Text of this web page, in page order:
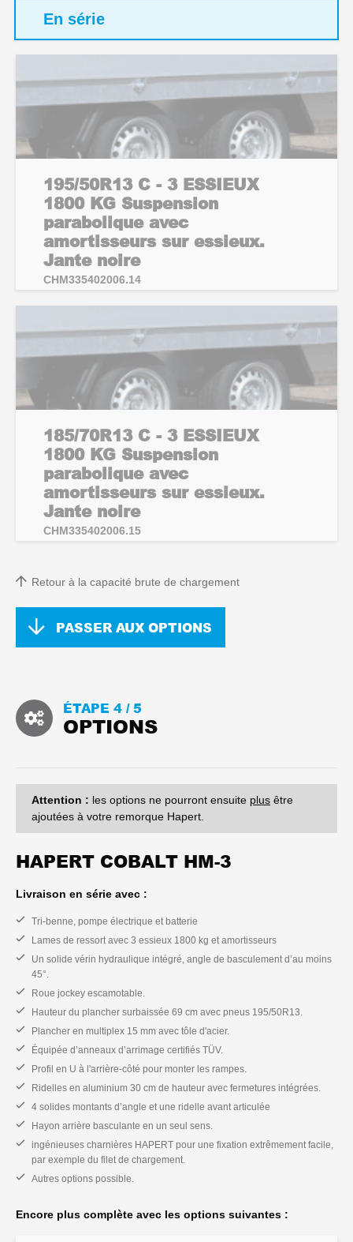
En série
195/50R13 C - 3 ESSIEUX
1800 KG Suspension
parabolique avec
amortisseurs sur essieux.
Jante noire
CHM335402006.14
185/70R13 C - 3 ESSIEUX
1800 KG Suspension
parabolique avec
amortisseurs sur essieux.
Jante noire
CHM335402006.15
Retour à la capacité brute de chargement
PASSER AUX OPTIONS
OPTIONS
ÉTAPE 4 / 5
Attention : les options ne pourront ensuite plus être
ajoutées à votre remorque Hapert.
HAPERT COBALT HM-3
Livraison en série avec :
Tri-benne, pompe électrique et batterie
Lames de ressort avec 3 essieux 1800 kg et amortisseurs
Un solide vérin hydraulique intégré, angle de basculement d’au moins
45°.
Roue jockey escamotable.
Hauteur du plancher surbaissée 69 cm avec pneus 195/50R13.
Plancher en multiplex 15 mm avec tôle d'acier.
Équipée d’anneaux d’arrimage certifiés TÜV.
Profil en U à l'arrière-côté pour monter les rampes.
Ridelles en aluminium 30 cm de hauteur avec fermetures intégrées.
4 solides montants d’angle et une ridelle avant articulée
Hayon arrière basculante en un seul sens.
ingénieuses charnières HAPERT pour une fixation extrêmement facile,
par exemple du filet de chargement.
Autres options possible.
Encore plus complète avec les options suivantes :